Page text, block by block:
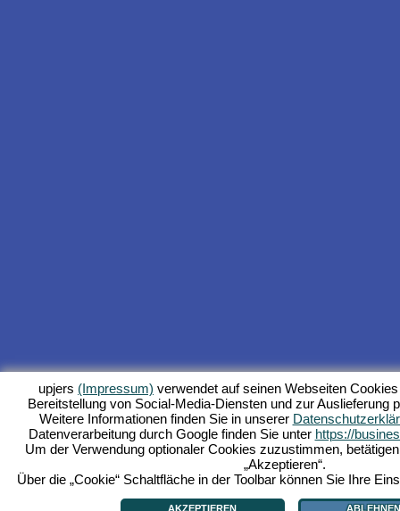
upjers (Impressum) verwendet auf seinen Webseiten
Bereitstellung von Social-Media-Diensten und zur Auslieferung
Weitere Informationen finden Sie in unserer
Datenverarbeitung durch Google finden Sie unter https://
Um der Verwendung optionaler Cookies zuzustimmen,
„Akzeptieren“.
Über die „Cookie“ Schaltfläche in der Toolbar können Sie Ihre
AKZEPTIEREN ABLEHNEN